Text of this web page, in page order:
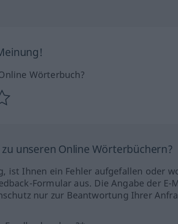
Wörterbuch?
zu unseren Online Wörterbüchern?
ist Ihnen ein Fehler aufgefallen oder
Formular aus. Die Angabe der
nur zur Beantwortung Ihrer